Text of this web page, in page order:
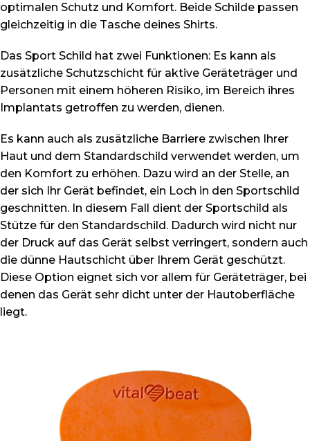
optimalen Schutz und Komfort. Beide Schilde passen
gleichzeitig in die Tasche deines Shirts.
Das Sport Schild hat zwei Funktionen: Es kann als
zusätzliche Schutzschicht für aktive Geräteträger und
Personen mit einem höheren Risiko, im Bereich ihres
Implantats getroffen zu werden, dienen.
Es kann auch als zusätzliche Barriere zwischen Ihrer
Haut und dem Standardschild verwendet werden, um
den Komfort zu erhöhen. Dazu wird an der Stelle, an
der sich Ihr Gerät befindet, ein Loch in den Sportschild
geschnitten. In diesem Fall dient der Sportschild als
Stütze für den Standardschild. Dadurch wird nicht nur
der Druck auf das Gerät selbst verringert, sondern auch
die dünne Hautschicht über Ihrem Gerät geschützt.
Diese Option eignet sich vor allem für Geräteträger, bei
denen das Gerät sehr dicht unter der Hautoberfläche
liegt.